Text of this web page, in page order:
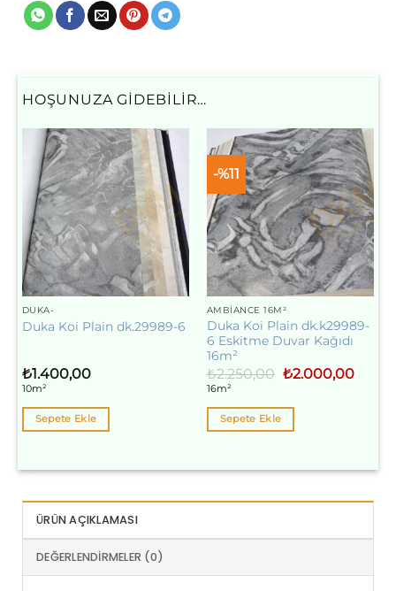
HOŞUNUZA GIDEBILIR…
DUKA-
Duka Koi Plain dk.29989-6
₺1.400,00
10m²
Sepete Ekle
-%11
AMBIANCE 16M²
Duka Koi Plain dk.k29989-
6 Eskitme Duvar Kağıdı
16m²
₺2.250,00 Orijinal
fiyat:
₺2.000,00Şu
andaki
16m²
Sepete Ekle
ÜRÜN AÇIKLAMASI
DEĞERLENDIRMELER (0)